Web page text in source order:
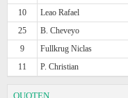
10
Leao Rafael
25
B. Cheveyo
9
Fullkrug Niclas
11
P. Christian
QUOTEN